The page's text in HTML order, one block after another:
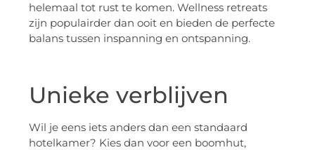
helemaal tot rust te komen. Wellness retreats
zijn populairder dan ooit en bieden de perfecte
balans tussen inspanning en ontspanning.
Unieke verblijven
Wil je eens iets anders dan een standaard
hotelkamer? Kies dan voor een boomhut,